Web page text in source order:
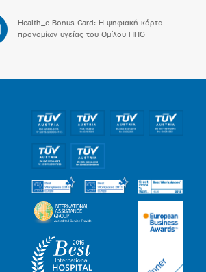
Health_e Bonus Card: H ψηφιακή κάρτα
προνομίων υγείας του Ομίλου HHG